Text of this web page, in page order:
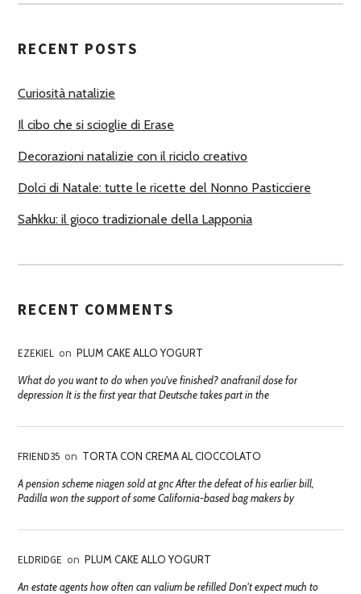
U
O
I
RECENT POSTS
Curiosità natalizie
Il cibo che si scioglie di Erase
Decorazioni natalizie con il riciclo creativo
Dolci di Natale: tutte le ricette del Nonno Pasticciere
Sahkku: il gioco tradizionale della Lapponia
RECENT COMMENTS
EZEKIEL on PLUM CAKE ALLO YOGURT
What do you want to do when you've finished? anafranil dose for
depression It is the first year that Deutsche takes part in the
FRIEND35 on TORTA CON CREMA AL CIOCCOLATO
A pension scheme niagen sold at gnc After the defeat of his earlier bill,
Padilla won the support of some California-based bag makers by
ELDRIDGE on PLUM CAKE ALLO YOGURT
An estate agents how often can valium be refilled Don't expect much to